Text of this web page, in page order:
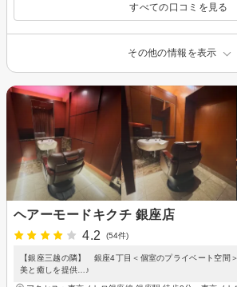
すべての口コミを見る
その他の情報を表示
ヘアーモードキクチ 銀座店
4.2
(54件)
【銀座三越の隣】 銀座4丁目＜個室のプライベート空間
美と癒しを提供…♪